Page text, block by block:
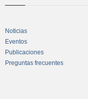
Noticias
Eventos
Publicaciones
Preguntas frecuentes